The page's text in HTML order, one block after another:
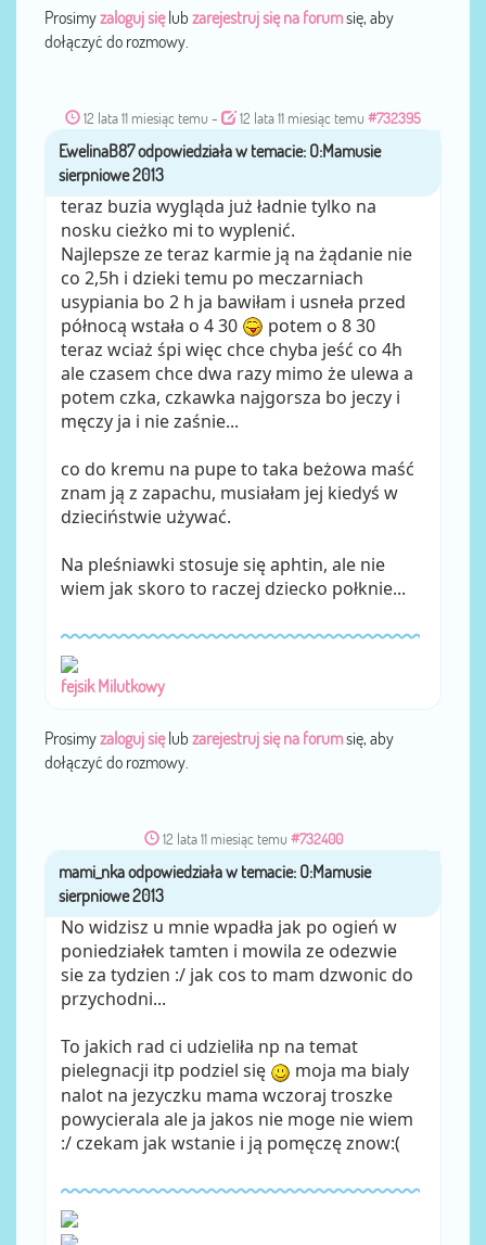
Prosimyzaloguj sięlub zarejestruj się na forumsię, aby
dołączyć do rozmowy.
12 lata 11 miesiąc temu - 12 lata 11 miesiąc temu #732395
przezEwelinaB87
teraz buzia wygląda już ładnie tylko na
nosku cieżko mi to wyplenić.
Najlepsze ze teraz karmie ją na żądanie nie
co 2,5h i dzieki temu po meczarniach
usypiania bo 2 h ja bawiłam i usneła przed
północą wstała o 4 30
potem o 8 30
teraz wciaż śpi więc chce chyba jeść co 4h
ale czasem chce dwa razy mimo że ulewa a
potem czka, czkawka najgorsza bo jeczy i
męczy ja i nie zaśnie...
co do kremu na pupe to taka beżowa maść
znam ją z zapachu, musiałam jej kiedyś w
dzieciństwie używać.
Na pleśniawki stosuje się aphtin, ale nie
wiem jak skoro to raczej dziecko połknie...
fejsik Milutkowy
Prosimyzaloguj sięlub zarejestruj się na forumsię, aby
dołączyć do rozmowy.
12 lata 11 miesiąc temu #732400
przezmami_nka
No widzisz u mnie wpadła jak po ogień w
poniedziałek tamten i mowila ze odezwie
sie za tydzien :/ jak cos to mam dzwonic do
przychodni...
To jakich rad ci udzieliła np na temat
pielegnacji itp podziel się
moja ma bialy
nalot na jezyczku mama wczoraj troszke
powycierala ale ja jakos nie moge nie wiem
:/ czekam jak wstanie i ją pomęczę znow:(